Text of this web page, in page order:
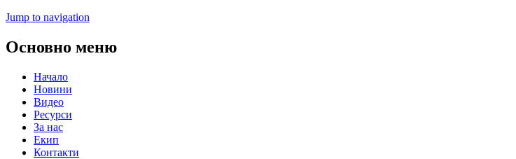
Jump to navigation
Основно меню
Начало
Новини
Видео
Ресурси
За нас
Екип
Контакти